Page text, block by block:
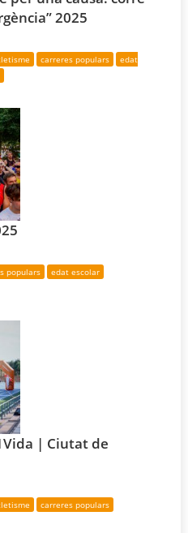
2025
carreres populars
edat
populars
edat escolar
| Ciutat de
carreres populars